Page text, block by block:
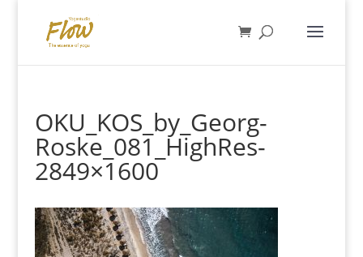
OKU_KOS_by_Georg-
Roske_081_HighRes-
2849×1600